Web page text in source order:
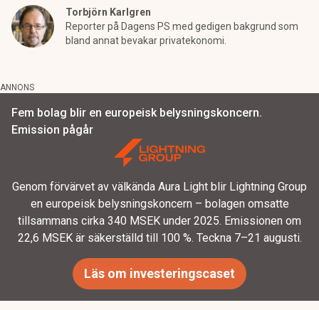
Torbjörn Karlgren
Reporter på Dagens PS med gedigen bakgrund som
bland annat bevakar privatekonomi.
ANNONS
Fem bolag blir en europeisk belysningskoncern.
Emission pågår
Genom förvärvet av välkända Aura Light blir Lightning Group
en europeisk belysningskoncern – bolagen omsatte
tillsammans cirka 340 MSEK under 2025. Emissionen om
22,6 MSEK är säkerställd till 100 %. Teckna 7–21 augusti.
Läs om investeringscaset